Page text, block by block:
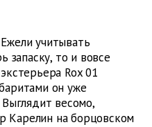
учитывать
то и вовсе
Rox 01
он уже
весомо,
Карелин на борцовском